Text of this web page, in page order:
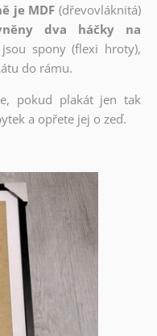
je MDF (dřevovláknitá)
dva háčky na
spony (flexi hroty),
do rámu.
pokud plakát jen tak
a opřete jej o zeď.